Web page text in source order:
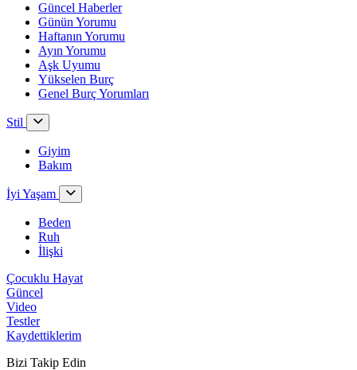
Güncel Haberler
Günün Yorumu
Haftanın Yorumu
Ayın Yorumu
Aşk Uyumu
Yükselen Burç
Genel Burç Yorumları
Stil
Giyim
Bakım
İyi Yaşam
Beden
Ruh
İlişki
Çocuklu Hayat
Güncel
Video
Testler
Kaydettiklerim
Bizi Takip Edin